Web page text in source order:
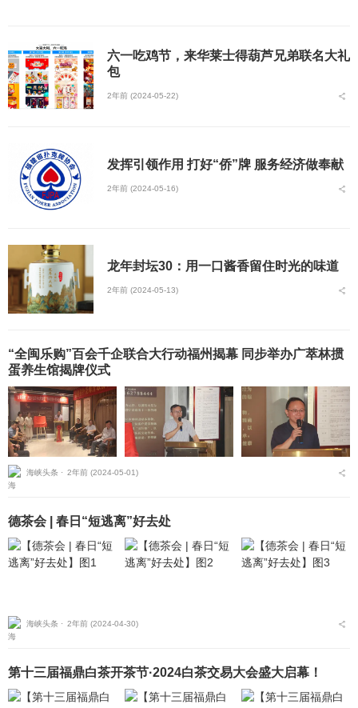
六一吃鸡节，来华莱士得葫芦兄弟联名大礼
包
2年前 (2024-05-22)
发挥引领作用 打好“侨”牌 服务经济做奉献
2年前 (2024-05-16)
龙年封坛30：用一口酱香留住时光的味道
2年前 (2024-05-13)
“全闽乐购”百会千企联合大行动福州揭幕 同步举办广萃林掼
蛋养生馆揭牌仪式
海峡头条 ⋅ 2年前 (2024-05-01)
德茶会 | 春日“短逃离”好去处
海峡头条 ⋅ 2年前 (2024-04-30)
第十三届福鼎白茶开茶节·2024白茶交易大会盛大启幕！